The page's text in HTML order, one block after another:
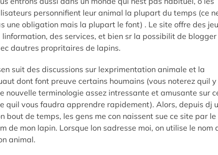
personnifient leur animal la plupart du temps (ce
une obligation mais la plupart le font) . Le site offre des
linformation, des services, et bien sr la possibilit de blogger
dautres propritaires de lapins.
suit des discussions sur lexprimentation animale et la
dont font preuve certains houmains (vous noterez quil
nouvelle terminologie assez intressante et amusante sur
quil vous faudra apprendre rapidement). Alors, depuis dj
bout de temps, les gens me con naissent sue ce site par le
de mon lapin. Lorsque lon sadresse moi, on utilise le nom
animal.